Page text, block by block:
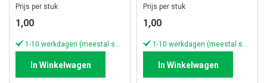
Prijs per stuk
1,00
In Winkelwagen
Prijs per stuk
1,00
In Winkelwagen